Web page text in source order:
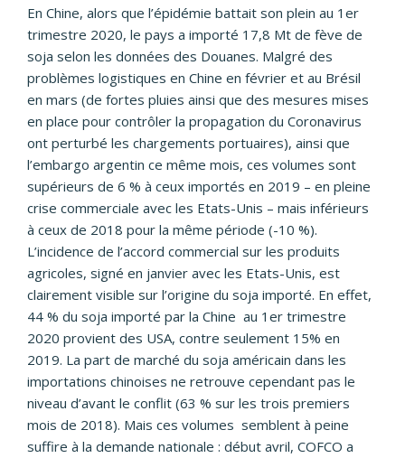
En Chine, alors que l’épidémie battait son plein au 1er
trimestre 2020, le pays a importé 17,8 Mt de fève de
soja selon les données des Douanes. Malgré des
problèmes logistiques en Chine en février et au Brésil
en mars (de fortes pluies ainsi que des mesures mises
en place pour contrôler la propagation du Coronavirus
ont perturbé les chargements portuaires), ainsi que
l’embargo argentin ce même mois, ces volumes sont
supérieurs de 6 % à ceux importés en 2019 – en pleine
crise commerciale avec les Etats-Unis – mais inférieurs
à ceux de 2018 pour la même période (-10 %).
L’incidence de l’accord commercial sur les produits
agricoles, signé en janvier avec les Etats-Unis, est
clairement visible sur l’origine du soja importé. En effet,
44 % du soja importé par la Chine au 1er trimestre
2020 provient des USA, contre seulement 15% en
2019. La part de marché du soja américain dans les
importations chinoises ne retrouve cependant pas le
niveau d’avant le conflit (63 % sur les trois premiers
mois de 2018). Mais ces volumes semblent à peine
suffire à la demande nationale : début avril, COFCO a